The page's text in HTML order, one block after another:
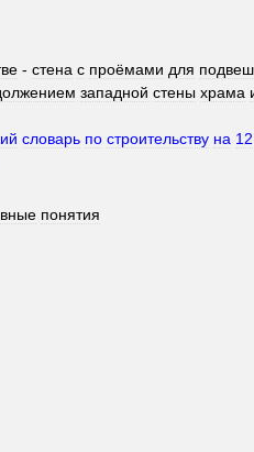
- стена с проёмами для
западной стены храма
словарь по строительству на 12
понятия